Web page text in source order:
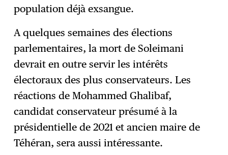
population déjà exsangue.
A quelques semaines des élections
parlementaires, la mort de Soleimani
devrait en outre servir les intérêts
électoraux des plus conservateurs. Les
réactions de Mohammed Ghalibaf,
candidat conservateur présumé à la
présidentielle de 2021 et ancien maire de
Téhéran, sera aussi intéressante.